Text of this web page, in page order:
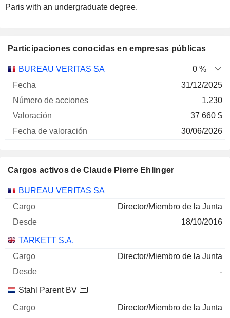
Paris with an undergraduate degree.
Participaciones conocidas en empresas públicas
Empresa
Número
valoración
BUREAU VERITAS SA
0 %
31/12/2025
1.230
37 660 $
30/06/2026
Cargos activos de Claude Pierre Ehlinger
Empresas Cargo Inicio
BUREAU VERITAS SA
Director/Miembro de la Junta
18/10/2016
TARKETT S.A.
Director/Miembro de la Junta
-
Stahl Parent BV
Director/Miembro de la Junta